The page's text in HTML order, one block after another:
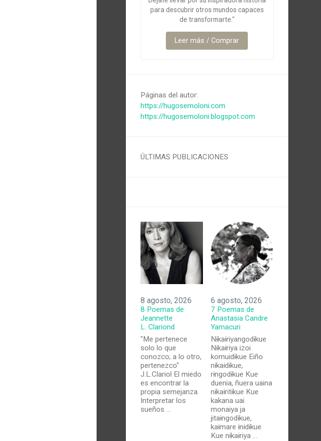
para descubrir otros mundos capaces
de transformarte."
Leer más / Comprar
Páginas del autor:
https://hugosemoloni.com
https://hugosemoloni.blogspot.com
ÚLTIMAS PUBLICACIONES
8 agosto, 2026
8 Poemas de
Jeannette
L. Clariond
"Me pertenece
solo lo que
conozco; a lo otro,
pertenezco"
J.L.Clariol El miedo
es encontrar la
propia semejanza.
Interpretar los
sueños …
6 agosto, 2026
7 Poemas de
Anastasia Candre
Yamacuri
Nɨkaɨriyangodɨkue
Nɨkaɨriya izoi
komuidɨkue Eiño
nɨkaɨdɨkue,
rɨngodɨkue Kue
duenia, ñuera uaina
nɨkaɨritɨkue Kue
kakana uai
monaiya ja
jitaɨngodɨkue,
kaɨmare ɨnɨdɨkue
Kue nɨkaɨriya …